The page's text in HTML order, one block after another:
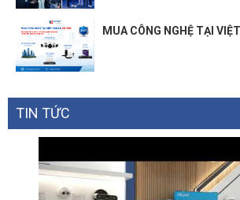
MUA CÔNG NGHỆ TẠI
TIN TỨC